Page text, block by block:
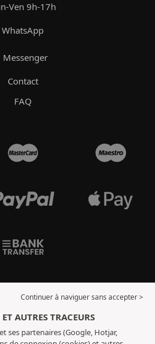
Ven 9h-17h
WhatsApp
Messenger
Contact
FAQ
Continuer à naviguer sans accepter >
AUTRES TRACEURS
ses partenaires (Google, Hotjar,